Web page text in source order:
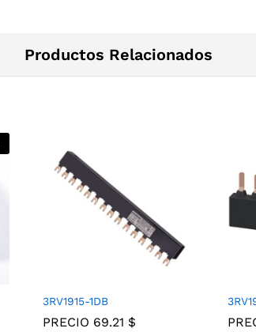
Productos Relacionados
3RV1915-1DB
PRECIO 69.21 $